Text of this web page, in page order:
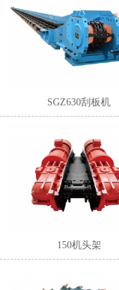
SGZ630刮板机
150机头架